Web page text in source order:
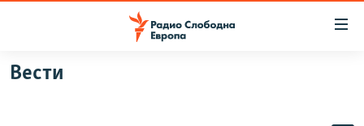
Оди
наВести